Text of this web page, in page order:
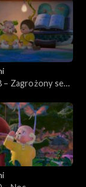
– Zagrożony sen,